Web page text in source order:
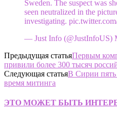
Sweden. The suspect was
seen neutralized in the
investigating.
— Just Info (@JustInfoUS)
Предыдущая статьяПервым
привили более 300 тысяч
Следующая статьяВ Сирии пять
время митинга
ЭТО МОЖЕТ БЫТЬ